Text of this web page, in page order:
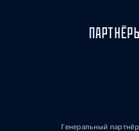
Генеральный партнёр